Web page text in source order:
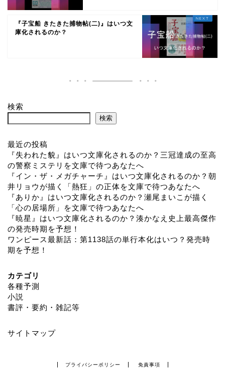
『子宝船 きたきた捕物帖(二)』はいつ文
庫化されるのか？
検索
検索
最近の投稿
『失われた貌』はいつ文庫化されるのか？三冠達成の至高
の警察ミステリを文庫で待つあなたへ
『イン・ザ・メガチャーチ』はいつ文庫化されるのか？朝
井リョウが描く「熱狂」の正体を文庫で待つあなたへ
『ありか』はいつ文庫化されるのか？瀬尾まいこが描く
「心の居場所」を文庫で待つあなたへ
『暁星』はいつ文庫化されるのか？湊かなえ史上最高傑作
の発売時期を予想！
ワンピース最新話：第1138話の単行本化はいつ？発売時
期を予想！
カテゴリ
各種予測
小説
書評・要約・雑記等
サイトマップ
プライバシーポリシー 免責事項